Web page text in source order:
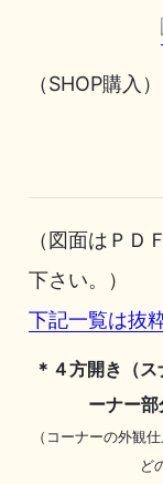
（SHOP購入）
（図面はＰＤ
下さい。）
下記一覧は抜
＊４方開き（
ーナー部
（コーナーの外観
ど